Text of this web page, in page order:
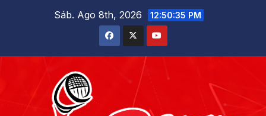
Sáb. Ago 8th, 2026 12:50:36 PM